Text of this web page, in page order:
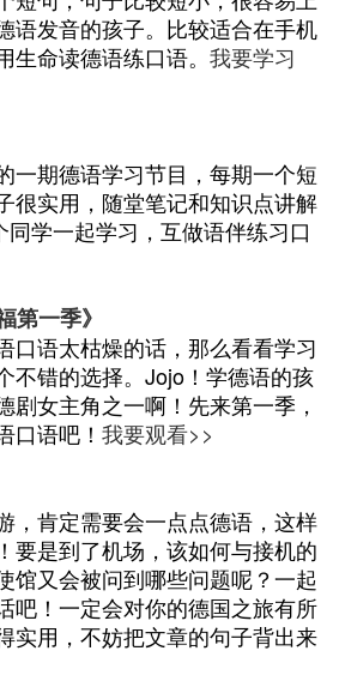
语发音的孩子。比较适合在手机
生命读德语练口语。 我要学习
一期德语学习节目，每期一个短
很实用，随堂笔记和知识点讲解
学一起学习，互做语伴练习口
第一季》
口语太枯燥的话，那么看看学习
不错的选择。Jojo！学德语的孩
剧女主角之一啊！先来第一季，
口语吧！ 我要观看>>
，肯定需要会一点点德语，这样
要是到了机场，该如何与接机的
馆又会被问到哪些问题呢？一起
吧！一定会对你的德国之旅有所
实用，不妨把文章的句子背出来